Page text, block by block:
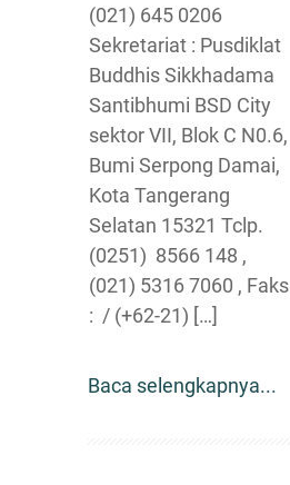
(021) 645 0206
Sekretariat : Pusdiklat
Buddhis Sikkhadama
Santibhumi BSD City
sektor VII, Blok C N0.6,
Bumi Serpong Damai,
Kota Tangerang
Selatan 15321 Tclp.
(0251) 8566 148 ,
(021) 5316 7060 , Faks
: / (+62-21) […]
Baca selengkapnya...